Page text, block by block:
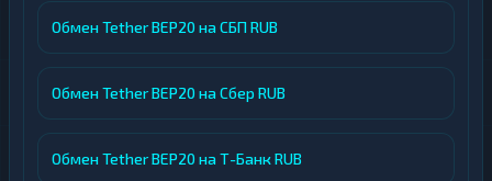
Обмен Tether BEP20 на СБП RUB
Обмен Tether BEP20 на Сбер RUB
Обмен Tether BEP20 на Т-Банк RUB